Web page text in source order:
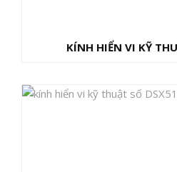
KÍNH HIỂN VI KỸ